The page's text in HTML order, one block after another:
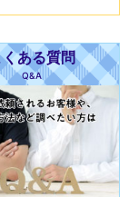
ある質問
Q&A